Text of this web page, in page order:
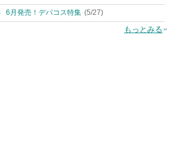
6月発売！デパコス特集 (5/27)
もっとみる